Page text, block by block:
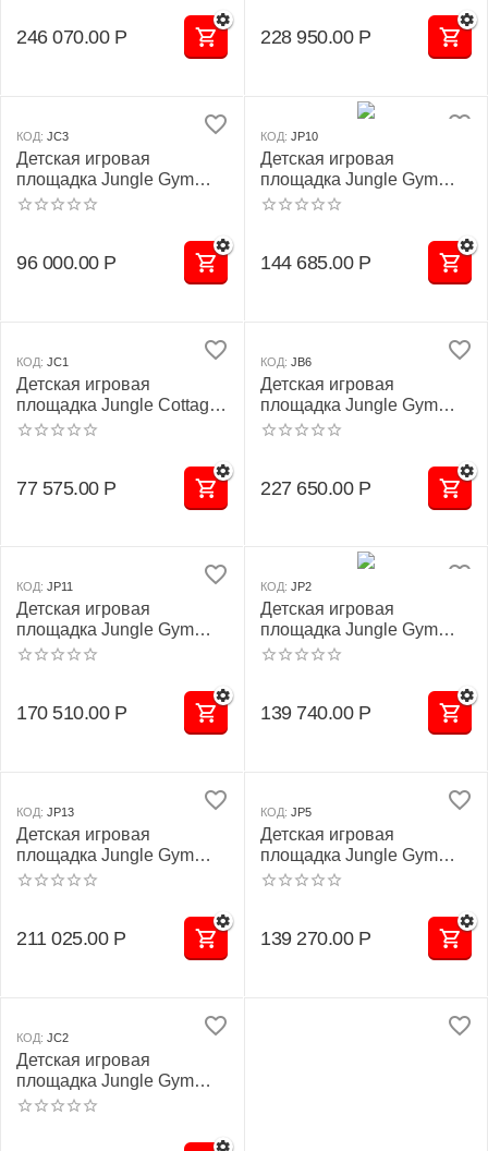
246 070.00 Р 228 950.00 Р
КОД: JC3
Детская игровая
площадка Jungle Gym
JC3 "Ай-Петри"
96 000.00 Р
КОД: JP10
Детская игровая
площадка Jungle Gym
JP10 "Тибет"
144 685.00 Р
КОД: JC1
Детская игровая
площадка Jungle Cottage
JC1
77 575.00 Р
КОД: JB6
Детская игровая
площадка Jungle Gym
JВ6 "Альпы"
227 650.00 Р
КОД: JP11
Детская игровая
площадка Jungle Gym
JP11 "Лаки"
170 510.00 Р
КОД: JP2
Детская игровая
площадка Jungle Gym
JP2 "Олимп"
139 740.00 Р
КОД: JP13
Детская игровая
площадка Jungle Gym
JP13 "Тейде"
211 025.00 Р
КОД: JP5
Детская игровая
площадка Jungle Gym
JP5 "Кудеби"
139 270.00 Р
КОД: JC2
Детская игровая
площадка Jungle Gym
JC2 "Митридат"